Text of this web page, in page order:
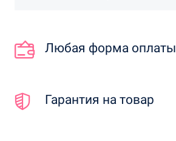
Любая форма оплаты
Гарантия на товар